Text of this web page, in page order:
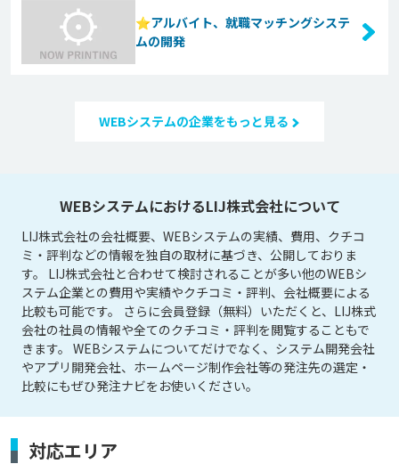
⭐️アルバイト、就職マッチングシステ
ムの開発
WEBシステムの企業をもっと見る
WEBシステムにおけるLIJ株式会社について
LIJ株式会社の会社概要、WEBシステムの実績、費用、クチコ
ミ・評判などの情報を独自の取材に基づき、公開しておりま
す。 LIJ株式会社と合わせて検討されることが多い他のWEBシ
ステム企業との費用や実績やクチコミ・評判、会社概要による
比較も可能です。 さらに会員登録（無料）いただくと、LIJ株式
会社の社員の情報や全てのクチコミ・評判を閲覧することもで
きます。 WEBシステムについてだけでなく、システム開発会社
やアプリ開発会社、ホームページ制作会社等の発注先の選定・
比較にもぜひ発注ナビをお使いください。
対応エリア